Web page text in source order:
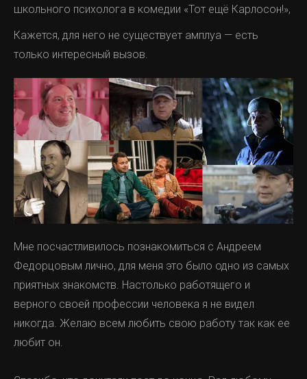
школьного психолога в комедии «Тот ещё Карлосон!»,
Кажется, для него не существует амплуа — есть
только интересный вызов.
Мне посчастливилось познакомиться с Андреем
Федорцовым лично, для меня это было одно из самых
приятных знакомств. Настолько работящего и
верного своей профессии человека я не видел
никогда. Желаю всем любить свою работу так как ее
любит он.